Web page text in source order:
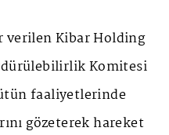
verilen Kibar Holding
Komitesi
faaliyetlerinde
gözeterek hareket